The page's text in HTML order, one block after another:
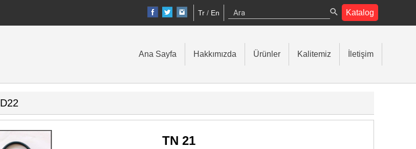
Tr / En Katalog
Ana Sayfa Hakkımızda Ürünler Kalitemiz İletişim
D22
TN 21